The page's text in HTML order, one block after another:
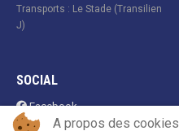
Transports : Le Stade (Transilien
J)
SOCIAL
Facebook
A propos des cookies